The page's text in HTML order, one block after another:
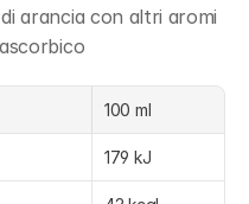
arancia con altri aromi
100 ml
179 kJ